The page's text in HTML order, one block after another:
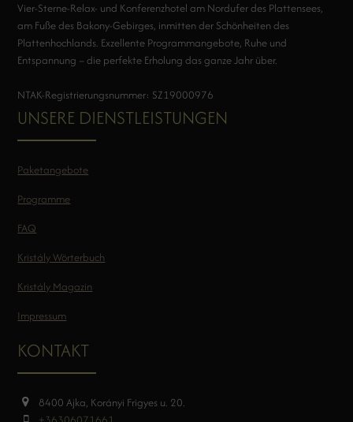
Vier-Sterne-Relax- und Konferenzhotel am Nordufer des Plattensees,
am Fuße des Bakony-Gebirges, inmitten der Schönheiten des
Plattenhochlands. Exzellente Programmangebote, Ruhe und
Entspannung – die perfekte Erholung das ganze Jahr über.
NTAK-Registrierungsnummer: SZ19000976
UNSERE DIENSTLEISTUNGEN
Paketangebote
Programme
FAQ
Kristály Wörterbuch
Kristály Magazin
Impressum
KONTAKT
8400 Ajka, Korányi Frigyes u. 20.